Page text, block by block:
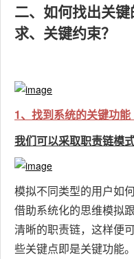
二、如何找出关
求、关键约束？
1、找到系统的关键功能
我们可以采取职责链模
模拟不同类型的用户如
借助系统化的思维模拟
清晰的职责链，这样便
些关键点即是关键功能